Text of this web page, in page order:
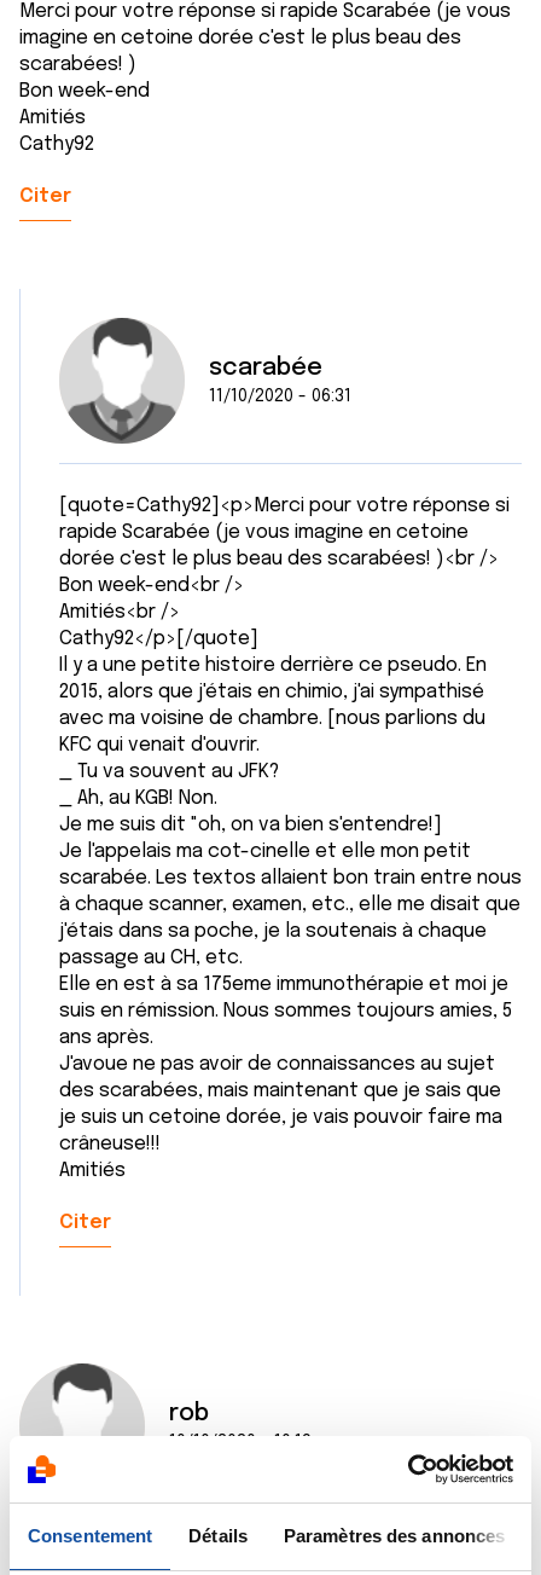
Consentement Détails Paramètres des annonces
Merci pour votre réponse si rapide Scarabée (je vous
imagine en cetoine dorée c'est le plus beau des
scarabées! )
Bon week-end
Amitiés
Cathy92
Citer
scarabée
11/10/2020 - 06:31
[quote=Cathy92]<p>Merci pour votre réponse si
rapide Scarabée (je vous imagine en cetoine
dorée c'est le plus beau des scarabées! )<br />
Bon week-end<br />
Amitiés<br />
Cathy92</p>[/quote]
Il y a une petite histoire derrière ce pseudo. En
2015, alors que j'étais en chimio, j'ai sympathisé
avec ma voisine de chambre. [nous parlions du
KFC qui venait d'ouvrir.
_ Tu va souvent au JFK?
_ Ah, au KGB! Non.
Je me suis dit "oh, on va bien s'entendre!]
Je l'appelais ma cot-cinelle et elle mon petit
scarabée. Les textos allaient bon train entre nous
à chaque scanner, examen, etc., elle me disait que
j'étais dans sa poche, je la soutenais à chaque
passage au CH, etc.
Elle en est à sa 175eme immunothérapie et moi je
suis en rémission. Nous sommes toujours amies, 5
ans après.
J'avoue ne pas avoir de connaissances au sujet
des scarabées, mais maintenant que je sais que
je suis un cetoine dorée, je vais pouvoir faire ma
crâneuse!!!
Amitiés
Citer
rob